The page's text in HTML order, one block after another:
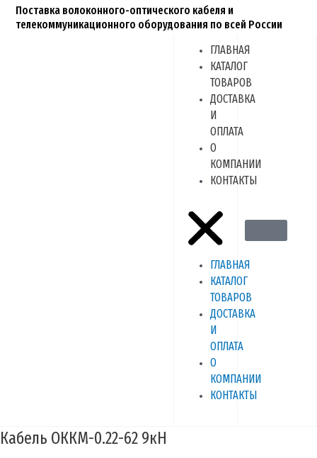
ПерейтиПоставка волоконного-оптического кабеля и
телекоммуникационного оборудования по всей России
ГЛАВНАЯ
КАТАЛОГ
ТОВАРОВ
ДОСТАВКА
И
ОПЛАТА
О
КОМПАНИИ
КОНТАКТЫ
Menu
ГЛАВНАЯ
КАТАЛОГ
ТОВАРОВ
ДОСТАВКА
И
ОПЛАТА
О
КОМПАНИИ
КОНТАКТЫ
Кабель ОККМ-0.22-62 9кН